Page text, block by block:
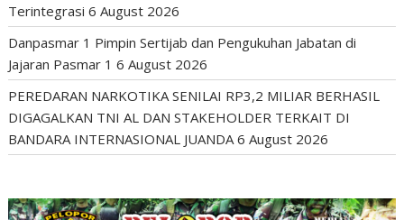
Terintegrasi 6 August 2026
Danpasmar 1 Pimpin Sertijab dan Pengukuhan Jabatan di
Jajaran Pasmar 1 6 August 2026
PEREDARAN NARKOTIKA SENILAI RP3,2 MILIAR BERHASIL
DIGAGALKAN TNI AL DAN STAKEHOLDER TERKAIT DI
BANDARA INTERNASIONAL JUANDA 6 August 2026